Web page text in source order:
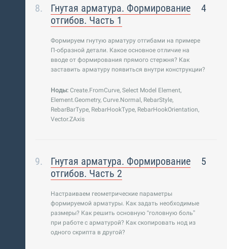
Гнутая арматура. Формирование
отгибов. Часть 1
4
Формируем гнутую арматуру отгибами на примере
П-образной детали. Какое основное отличие на
вводе от формирования прямого стержня? Как
заставить арматуру появиться внутри конструкции?
Ноды: Create.FromCurve, Select Model Element,
Element.Geometry, Curve.Normal, RebarStyle,
RebarBarType, RebarHookType, RebarHookOrientation,
Vector.ZAxis
Гнутая арматура. Формирование
отгибов. Часть 2
5
Настраиваем геометрические параметры
формируемой арматуры. Как задать необходимые
размеры? Как решить основную “головную боль”
при работе с арматурой? Как скопировать нод из
одного скрипта в другой?